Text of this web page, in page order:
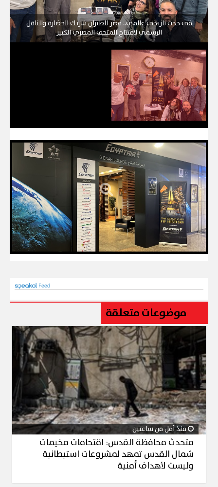
في حدث تاريخي عالمي.. مصر للطيران شريك الحضارة والناقل
الرسمي لافتتاح المتحف المصري الكبير
موضوعات متعلقة
منذ أقل من ساعتين
متحدث محافظة القدس: اقتحامات مخيمات
شمال القدس تمهد لمشروعات استيطانية
وليست لأهداف أمنية